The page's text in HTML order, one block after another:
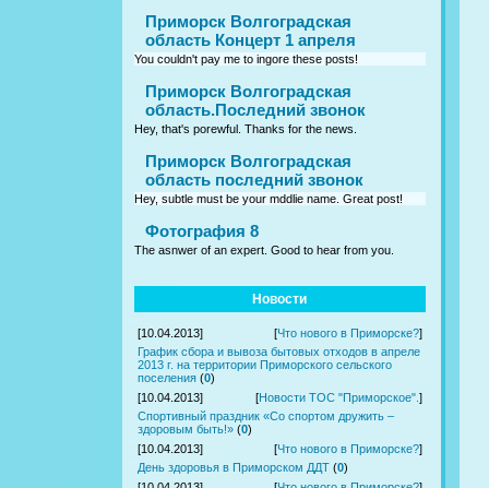
Приморск Волгоградская
область Концерт 1 апреля
You couldn't pay me to ingore these posts!
Приморск Волгоградская
область.Последний звонок
Hey, that's porewful. Thanks for the news.
Приморск Волгоградская
область последний звонок
Hey, subtle must be your mddlie name. Great post!
Фотография 8
The asnwer of an expert. Good to hear from you.
Новости
[10.04.2013] [Что нового в Приморске?]
График сбора и вывоза бытовых отходов в апреле
2013 г. на территории Приморского сельского
поселения (0)
[10.04.2013]
[Новости ТОС "Приморское". ]
Спортивный праздник «Со спортом дружить –
здоровым быть!» (0)
[10.04.2013]
[Что нового в Приморске?]
День здоровья в Приморском ДДТ (0)